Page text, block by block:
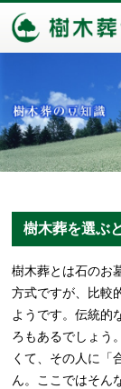
樹木葬を選ぶ
樹木葬とは石のお
方式ですが、比較
ようです。伝統的
ろもあるでしょう
くて、その人に「
ん。ここではそん